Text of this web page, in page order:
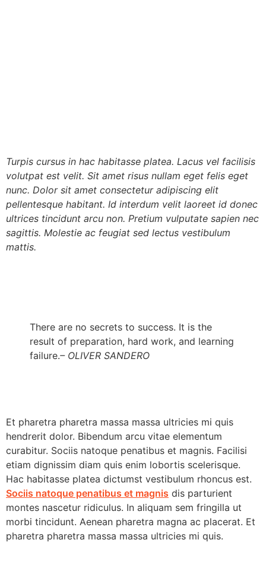
Turpis cursus in hac habitasse platea. Lacus vel facilisis
volutpat est velit. Sit amet risus nullam eget felis eget
nunc. Dolor sit amet consectetur adipiscing elit
pellentesque habitant. Id interdum velit laoreet id donec
ultrices tincidunt arcu non. Pretium vulputate sapien nec
sagittis. Molestie ac feugiat sed lectus vestibulum
mattis.
There are no secrets to success. It is the
result of preparation, hard work, and learning
failure.– OLIVER SANDERO
Et pharetra pharetra massa massa ultricies mi quis
hendrerit dolor. Bibendum arcu vitae elementum
curabitur. Sociis natoque penatibus et magnis. Facilisi
etiam dignissim diam quis enim lobortis scelerisque.
Hac habitasse platea dictumst vestibulum rhoncus est.
Sociis natoque penatibus et magnis dis parturient
montes nascetur ridiculus. In aliquam sem fringilla ut
morbi tincidunt. Aenean pharetra magna ac placerat. Et
pharetra pharetra massa massa ultricies mi quis.